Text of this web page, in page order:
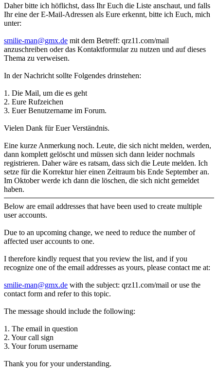
Daher bitte ich höflichst, dass Ihr Euch die Liste anschaut, und falls
Ihr eine der E-Mail-Adressen als Eure erkennt, bitte ich Euch, mich
unter:
smilie-man@gmx.de mit dem Betreff: qrz11.com/mail
anzuschreiben oder das Kontaktformular zu nutzen und auf dieses
Thema zu verweisen.
In der Nachricht sollte Folgendes drinstehen:
1. Die Mail, um die es geht
2. Eure Rufzeichen
3. Euer Benutzername im Forum.
Vielen Dank für Euer Verständnis.
Eine kurze Anmerkung noch. Leute, die sich nicht melden, werden,
dann komplett gelöscht und müssen sich dann leider nochmals
registrieren. Daher wäre es ratsam, dass sich die Leute melden. Ich
setze für die Korrektur hier einen Zeitraum bis Ende September an.
Im Oktober werde ich dann die löschen, die sich nicht gemeldet
haben.
Below are email addresses that have been used to create multiple
user accounts.
Due to an upcoming change, we need to reduce the number of
affected user accounts to one.
I therefore kindly request that you review the list, and if you
recognize one of the email addresses as yours, please contact me at:
smilie-man@gmx.de with the subject: qrz11.com/mail or use the
contact form and refer to this topic.
The message should include the following:
1. The email in question
2. Your call sign
3. Your forum username
Thank you for your understanding.